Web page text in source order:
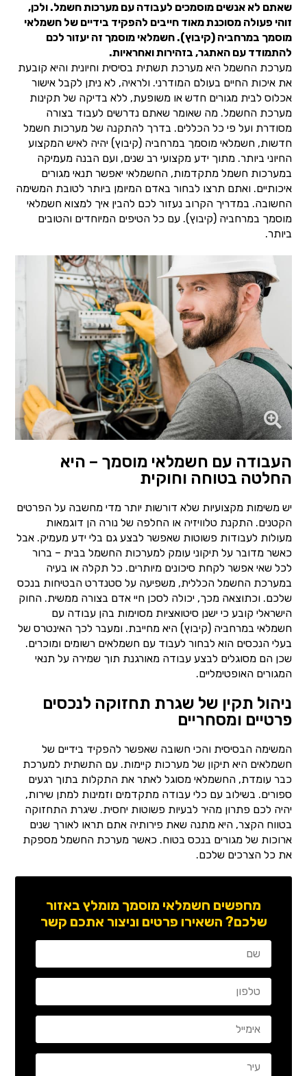
שאתם לא אנשים מוסמכים לעבודה עם מערכות חשמל. ולכן,
זוהי פעולה מסוכנת מאוד חייבים להפקיד בידיים של חשמלאי
מוסמך במרחביה (קיבוץ). חשמלאי מוסמך זה יעזור לכם
להתמודד עם האתגר, בזהירות ואחראיות.
מערכת החשמל היא מערכת תשתית בסיסית וחיונית והיא קובעת
את איכות החיים בעולם המודרני. ולראיה, לא ניתן לקבל אישור
אכלוס לבית מגורים חדש או משופעת, ללא בדיקה של תקינות
מערכת החשמל. מה שאומר שאתם נדרשים לעבוד בצורה
מסודרת ועל פי כל הכללים. בדרך להתקנה של מערכות חשמל
חדשות, חשמלאי מוסמך במרחביה (קיבוץ) יהיה לאיש המקצוע
החיוני ביותר. מתוך ידע מקצועי רב שנים, ועם הבנה מעמיקה
במערכות חשמל מתקדמות, החשמלאי יאפשר תנאי מגורים
איכותיים. ואתם תרצו לבחור באדם המיומן ביותר לטובת המשימה
החשובה. במדריך הקרוב נעזור לכם להבין איך למצוא חשמלאי
מוסמך במרחביה (קיבוץ). עם כל הטיפים המיוחדים והטובים
ביותר.
העבודה עם חשמלאי מוסמך – היא
החלטה בטוחה וחוקית
יש משימות מקצועיות שלא דורשות יותר מדי מחשבה על הפרטים
הקטנים. התקנת טלוויזיה או החלפה של נורה הן דוגמאות
מעולות לעבודות פשוטות שאפשר לבצע גם בלי ידע מעמיק. אבל
כאשר מדובר על תיקוני עומק למערכות החשמל בבית – ברור
לכל שאי אפשר לקחת סיכונים מיותרים. כל תקלה או בעיה
במערכת החשמל הכללית, משפיעה על סטנדרט הבטיחות בנכס
שלכם. וכתוצאה מכך, יכולה לסכן חיי אדם בצורה ממשית. החוק
הישראלי קובע כי ישנן סיטואציות מסוימות בהן עבודה עם
חשמלאי במרחביה (קיבוץ) היא מחייבת. ומעבר לכך האינטרס של
בעלי הנכסים הוא לבחור לעבוד עם חשמלאים רשומים ומוכרים.
שכן הם מסוגלים לבצע עבודה מאורגנת תוך שמירה על תנאי
המגורים האופטימליים.
ניהול תקין של שגרת תחזוקה לנכסים
פרטיים ומסחריים
המשימה הבסיסית והכי חשובה שאפשר להפקיד בידיים של
חשמלאים היא תיקון של מערכות קיימות. עם התשתית למערכת
כבר עומדת, החשמלאי מסוגל לאתר את התקלות בתוך רגעים
ספורים. בשילוב עם כלי עבודה מתקדמים וזמינות למתן שירות,
יהיה לכם פתרון מהיר לבעיות פשוטות יחסית. שיגרת התחזוקה
בטווח הקצר, היא מתנה שאת פירותיה אתם תראו לאורך שנים
ארוכות של מגורים בנכס בטוח. כאשר מערכת החשמל מספקת
את כל הצרכים שלכם.
מחפשים חשמלאי מוסמך מומלץ באזור
שלכם? השאירו פרטים וניצור אתכם קשר